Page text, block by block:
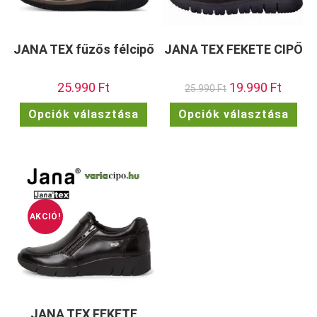
JANA TEX fűzős félcipő
25.990 Ft
Opciók választása
terméknek
JANA TEX FEKETE CIPŐ
25.990Ft Original
price
was:
25.990 Ft.
19.990 Ft
is:
19.990
Opciók választása
AKCIÓ!
JANA TEX FEKETE